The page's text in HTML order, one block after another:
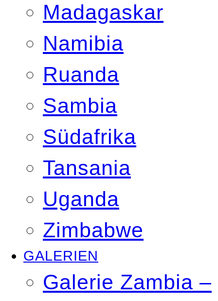
Madagaskar
Namibia
Ruanda
Sambia
Südafrika
Tansania
Uganda
Zimbabwe
GALERIEN
Galerie Zambia –